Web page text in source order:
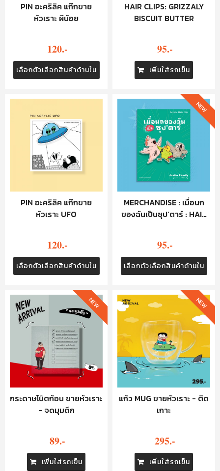
PIN อะคริลิค แก๊กขาย
หัวเราะ ผีน้อย
120.-
เลือกตัวเลือกสินค้าด้านใน
HAIR CLIPS: GRIZZALY
BISCUIT BUTTER
95.-
เพิ่มใส่รถเข็น
PIN อะคริลิค แก๊กขาย
หัวเราะ UFO
120.-
เลือกตัวเลือกสินค้าด้านใน
MERCHANDISE : เมื่อนก
ของฉันเป็นซุป’ตาร์ : HAIR
95.-
เลือกตัวเลือกสินค้าด้านใน
NEW
กระดาษโน๊ตก้อน ขายหัวเราะ
- จดมุมตึก
89.-
เพิ่มใส่รถเข็น
NEW
แก้ว MUG ขายหัวเราะ - ติด
เกาะ
295.-
เพิ่มใส่รถเข็น
NEW